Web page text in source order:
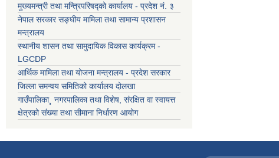
मुख्यमन्त्री तथा मन्त्रिपरिषद्को कार्यालय - प्रदेश नं. ३
नेपाल सरकार सङ्घीय मामिला तथा सामान्य प्रशासन
मन्त्रालय
स्थानीय शासन तथा सामुदायिक विकास कार्यक्रम -
LGCDP
आर्थिक मामिला तथा योजना मन्त्रालय - प्रदेश सरकार
जिल्ला समन्वय समितिको कार्यालय दोलखा
गाउँपालिका¸ नगरपालिका तथा विशेष, संरक्षित वा स्वायत्त
क्षेत्रको संख्या तथा सीमाना निर्धारण आयोग